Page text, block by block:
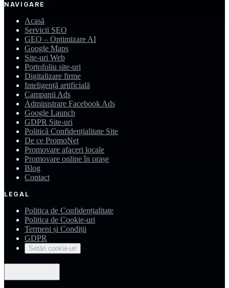
NAVIGARE
Acasă
Servicii SEO
GEO – Optimizare AI
Google Maps
Site-uri Web
Portofoliu site-uri
Digitalizare firme
Inteligență artificială
Campanii Ads
Administrare Facebook Ads
Google Launch
GDPR Site-uri
Politică Confidențialitate Site
De ce PromoNet
Promovare afaceri locale
Promovare online în orașe
Blog
Contact
LEGAL
Politica de Confidențialitate
Politica de Cookie-uri
Termeni și Condiții
GDPR
Setări cookie-uri